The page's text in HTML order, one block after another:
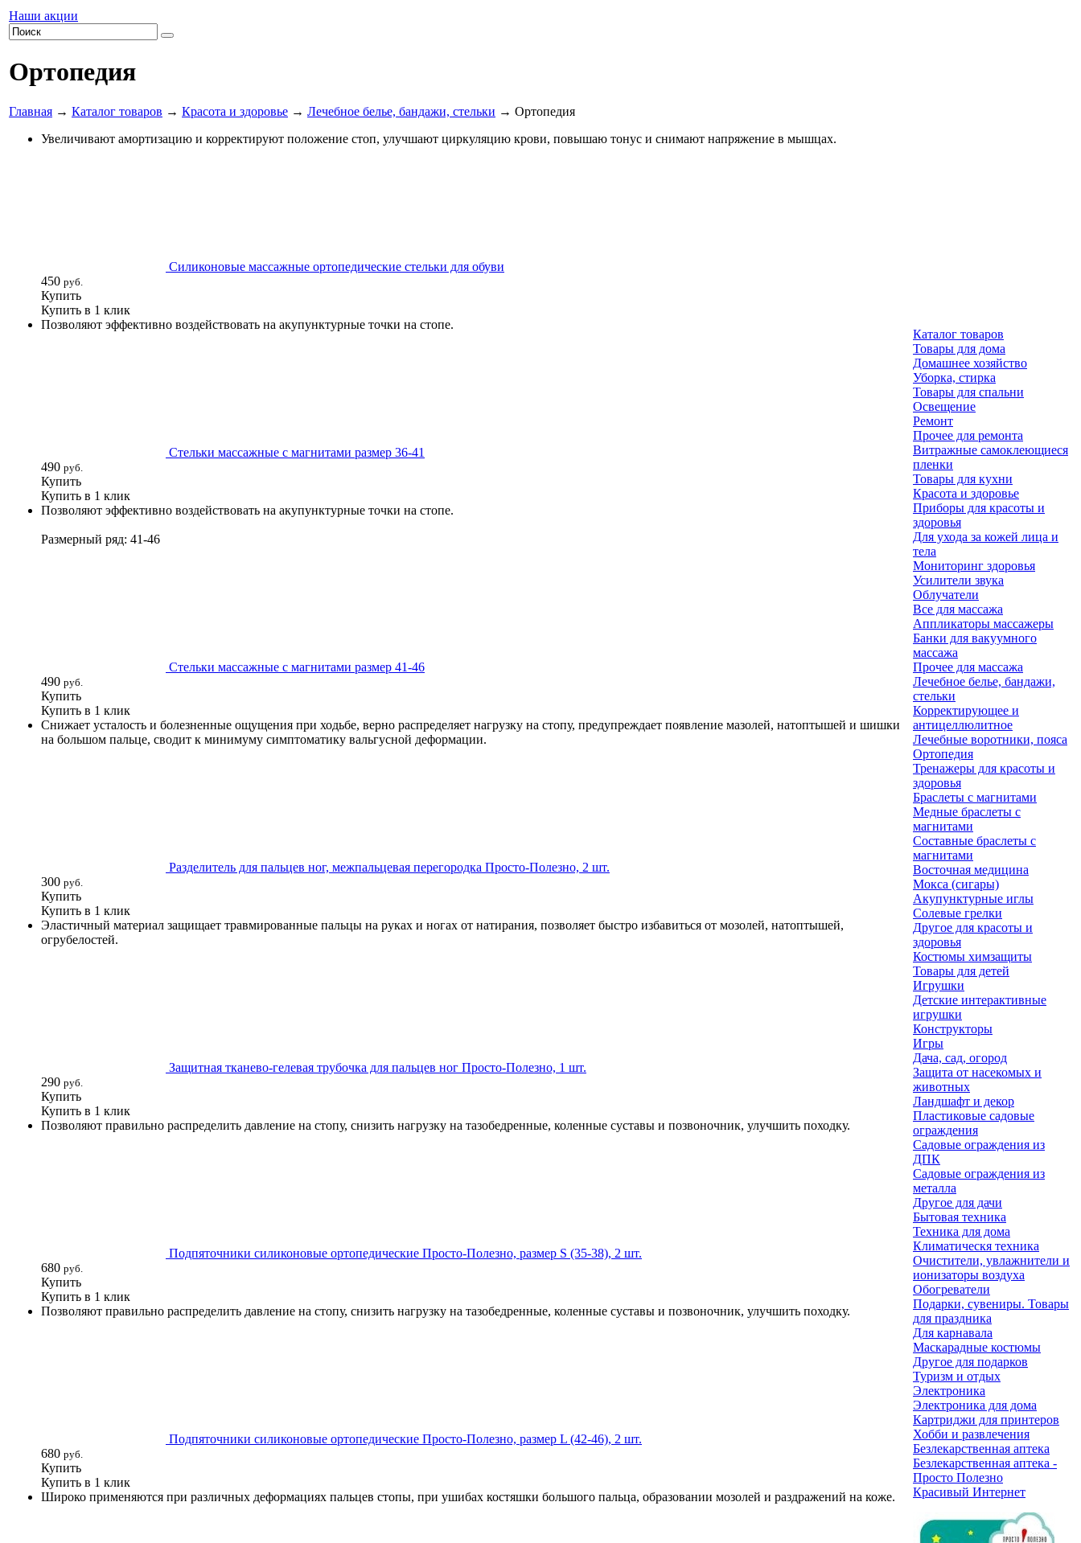
Наши акции
Ортопедия
Главная → Каталог товаров → Красота и здоровье → Лечебное белье, бандажи, стельки → Ортопедия
Увеличивают амортизацию и корректируют положение стоп, улучшают циркуляцию крови, повышаю тонус и снимают напряжение в мышцах.
Силиконовые массажные ортопедические стельки для обуви
450 руб.
Купить
Купить в 1 клик
Позволяют эффективно воздействовать на акупунктурные точки на стопе.
Стельки массажные с магнитами размер 36-41
490 руб.
Купить
Купить в 1 клик
Позволяют эффективно воздействовать на акупунктурные точки на стопе.
Размерный ряд: 41-46
Стельки массажные с магнитами размер 41-46
490 руб.
Купить
Купить в 1 клик
Снижает усталость и болезненные ощущения при ходьбе, верно распределяет нагрузку на стопу, предупреждает появление мазолей, натоптышей и шишки
на большом пальце, сводит к минимуму симптоматику вальгусной деформации.
Разделитель для пальцев ног, межпальцевая перегородка Просто-Полезно, 2 шт.
300 руб.
Купить
Купить в 1 клик
Эластичный материал защищает травмированные пальцы на руках и ногах от натирания, позволяет быстро избавиться от мозолей, натоптышей,
огрубелостей.
Защитная тканево-гелевая трубочка для пальцев ног Просто-Полезно, 1 шт.
290 руб.
Купить
Купить в 1 клик
Позволяют правильно распределить давление на стопу, снизить нагрузку на тазобедренные, коленные суставы и позвоночник, улучшить походку.
Подпяточники силиконовые ортопедические Просто-Полезно, размер S (35-38), 2 шт.
680 руб.
Купить
Купить в 1 клик
Позволяют правильно распределить давление на стопу, снизить нагрузку на тазобедренные, коленные суставы и позвоночник, улучшить походку.
Подпяточники силиконовые ортопедические Просто-Полезно, размер L (42-46), 2 шт.
680 руб.
Купить
Купить в 1 клик
Широко применяются при различных деформациях пальцев стопы, при ушибах костяшки большого пальца, образовании мозолей и раздражений на коже.
Каталог товаров
Товары для дома
Домашнее хозяйство
Уборка, стирка
Товары для спальни
Освещение
Ремонт
Прочее для ремонта
Витражные самоклеющиеся
пленки
Товары для кухни
Красота и здоровье
Приборы для красоты и
здоровья
Для ухода за кожей лица и
тела
Мониторинг здоровья
Усилители звука
Облучатели
Все для массажа
Аппликаторы массажеры
Банки для вакуумного
массажа
Прочее для массажа
Лечебное белье, бандажи,
стельки
Корректирующее и
антицеллюлитное
Лечебные воротники, пояса
Ортопедия
Тренажеры для красоты и
здоровья
Браслеты с магнитами
Медные браслеты с
магнитами
Составные браслеты с
магнитами
Восточная медицина
Мокса (сигары)
Акупунктурные иглы
Солевые грелки
Другое для красоты и
здоровья
Костюмы химзащиты
Товары для детей
Игрушки
Детские интерактивные
игрушки
Конструкторы
Игры
Дача, сад, огород
Защита от насекомых и
животных
Ландшафт и декор
Пластиковые садовые
ограждения
Садовые ограждения из
ДПК
Садовые ограждения из
металла
Другое для дачи
Бытовая техника
Техника для дома
Климатическя техника
Очистители, увлажнители и
ионизаторы воздуха
Обогреватели
Подарки, сувениры. Товары
для праздника
Для карнавала
Маскарадные костюмы
Другое для подарков
Туризм и отдых
Электроника
Электроника для дома
Картриджи для принтеров
Хобби и развлечения
Безлекарственная аптека
Безлекарственная аптека -
Просто Полезно
Красивый Интернет